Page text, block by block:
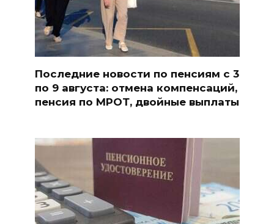
Последние новости по пенсиям с 3
по 9 августа: отмена компенсаций,
пенсия по МРОТ, двойные выплаты